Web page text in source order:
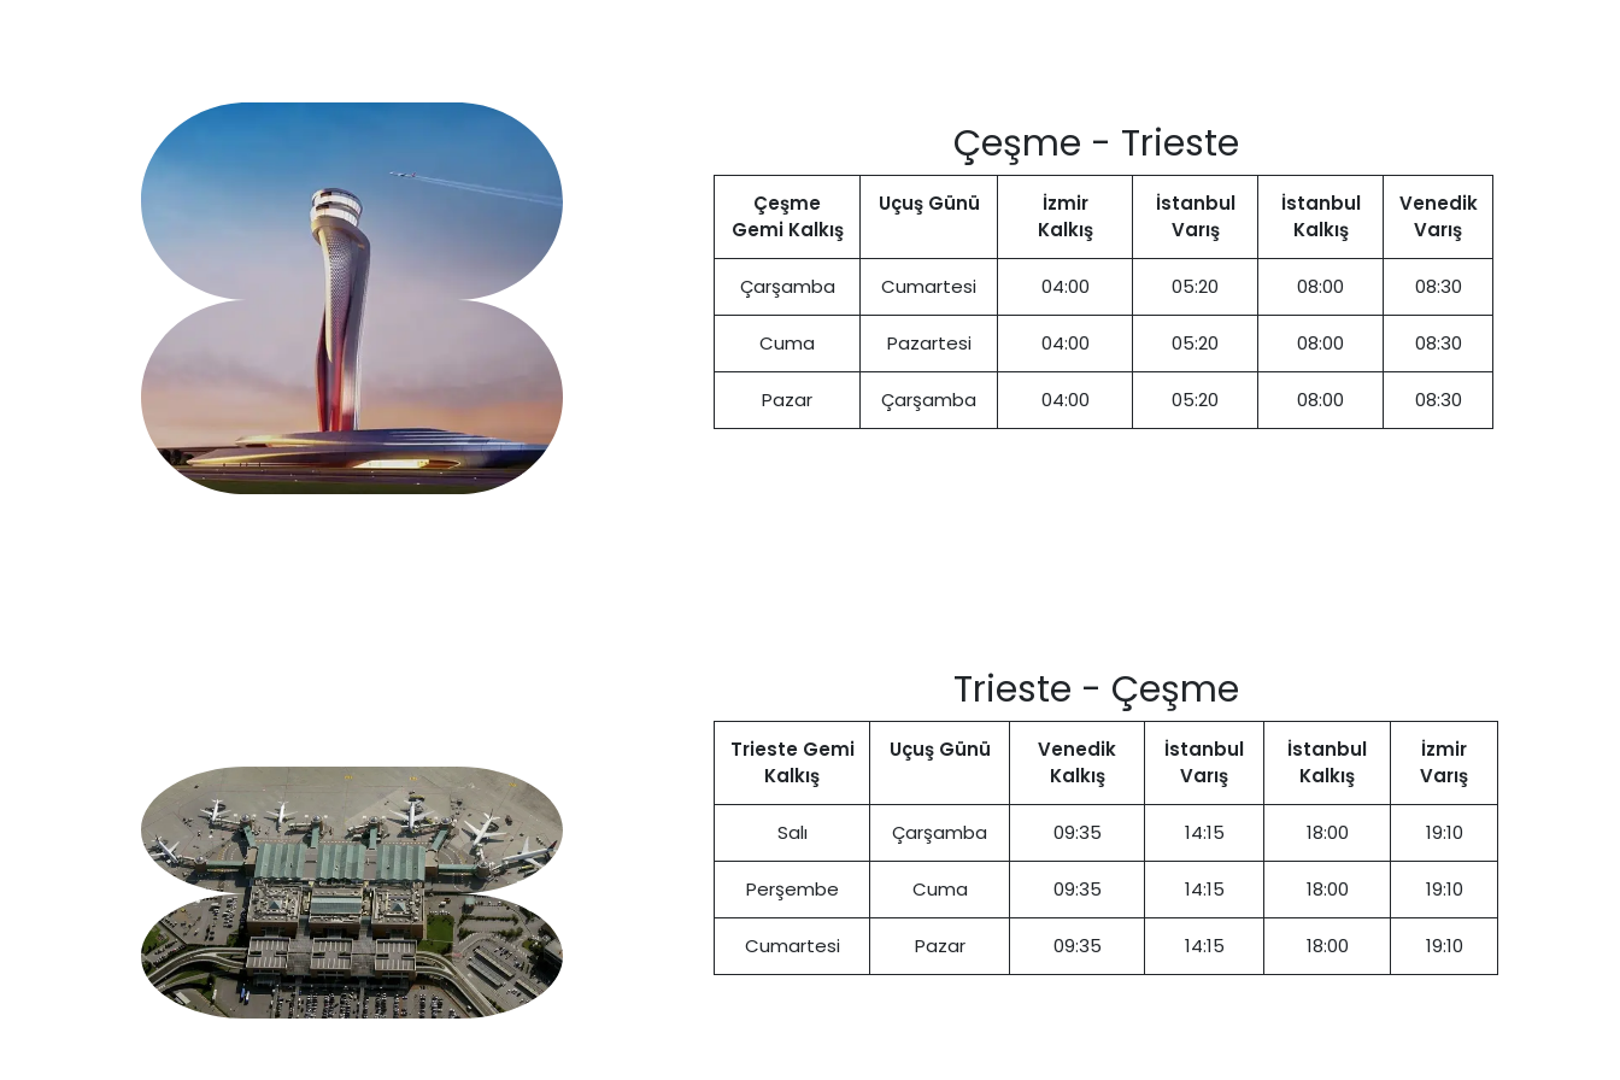
Çeşme - Trieste
Çeşme
Gemi Kalkış
Uçuş Günü
İzmir
Kalkış
İstanbul
Varış
İstanbul
Kalkış
Venedik
Varış
Çarşamba Cumartesi 04:00 05:20 08:00 08:30
Cuma Pazartesi 04:00 05:20 08:00 08:30
Pazar Çarşamba 04:00 05:20 08:00 08:30
Trieste - Çeşme
Trieste Gemi
Kalkış
Uçuş Günü
Venedik
Kalkış
İstanbul
Varış
İstanbul
Kalkış
İzmir
Varış
Salı Çarşamba 09:35 14:15 18:00 19:10
Perşembe Cuma 09:35 14:15 18:00 19:10
Cumartesi Pazar 09:35 14:15 18:00 19:10